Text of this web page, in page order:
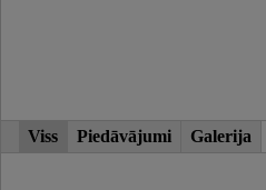
Viss Piedāvājumi Galerija